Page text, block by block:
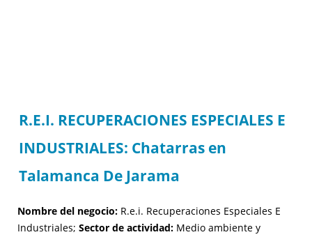
R.E.I. RECUPERACIONES ESPECIALES E
INDUSTRIALES: Chatarras en
Talamanca De Jarama
Nombre del negocio: R.e.i. Recuperaciones Especiales E
Industriales; Sector de actividad: Medio ambiente y